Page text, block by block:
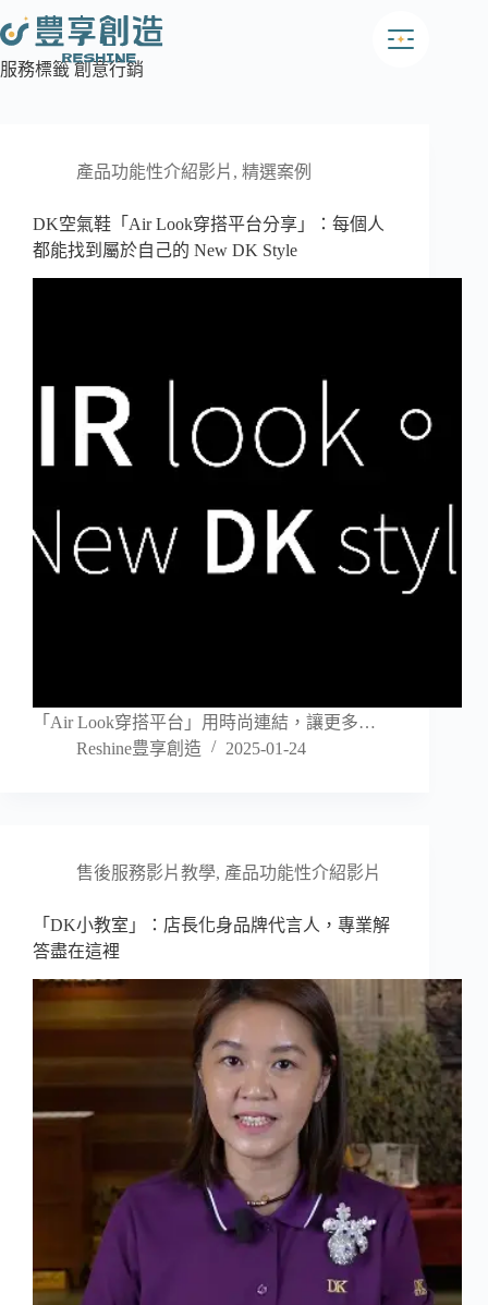
至
主
服務標籤創意行銷
產品功能性介紹影片 , 精選案例
DK空氣鞋「Air Look穿搭平台分享」：每個人
都能找到屬於自己的 New DK Style
「Air Look穿搭平台」用時尚連結，讓更多…
Reshine豊享創造
2025-01-24
售後服務影片教學, 產品功能性介紹影片
「DK小教室」：店長化身品牌代言人，專業解
答盡在這裡